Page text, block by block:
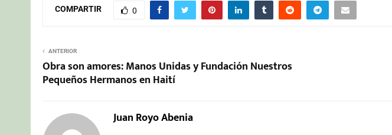
COMPARTIR 0
ANTERIOR
Obra son amores: Manos Unidas y Fundación Nuestros
Pequeños Hermanos en Haití
Juan Royo Abenia